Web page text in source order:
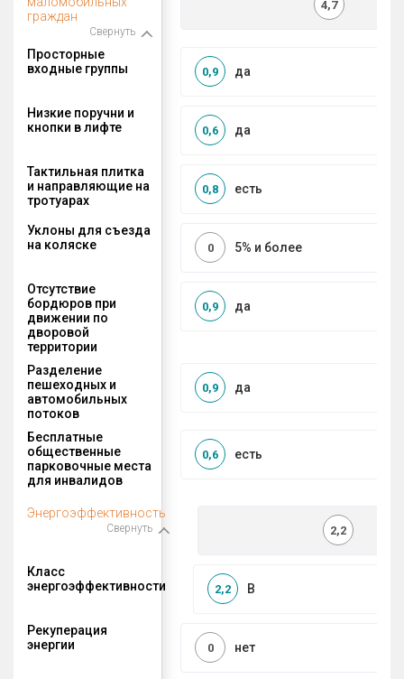
граждан
Свернуть
4,7
Просторные
входные группы
да
0,9
Низкие поручни и
кнопки в лифте
да
0,6
Тактильная плитка
и направляющие на
тротуарах
есть
0,8
Уклоны для съезда
на коляске
5% и более
0
Отсутствие
бордюров при
движении по
дворовой
территории
да
0,9
Разделение
пешеходных и
автомобильных
потоков
да
0,9
Бесплатные
общественные
парковочные места
для инвалидов
есть
0,6
Энергоэффективность
Свернуть 2,2
Класс
энергоэффективности
B
2,2
Рекуперация
энергии
нет
0